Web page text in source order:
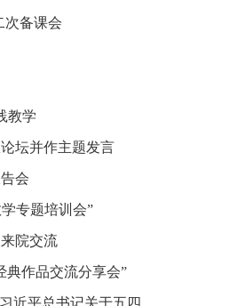
次备课会
教学
坛并作主题发言
会
专题培训会”
院交流
典作品交流分享会”
近平总书记关于五四...